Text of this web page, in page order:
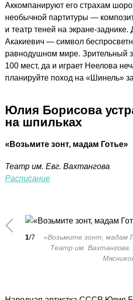
Аккомпанируют его страхам
необычной партитуры —
и театр теней на экране-
Акакиевич — символ
равнодушном мире. Зрительный
100 мест, да и играет Неелова
планируйте поход на «Шинель»
Юлия Борисова
на шпильках
«Возьмите зонт, мадам Готье»
Театр им. Евг. Вахтангова
Расписание
1/7
«Возьмите зонт, мадам
Театр им.